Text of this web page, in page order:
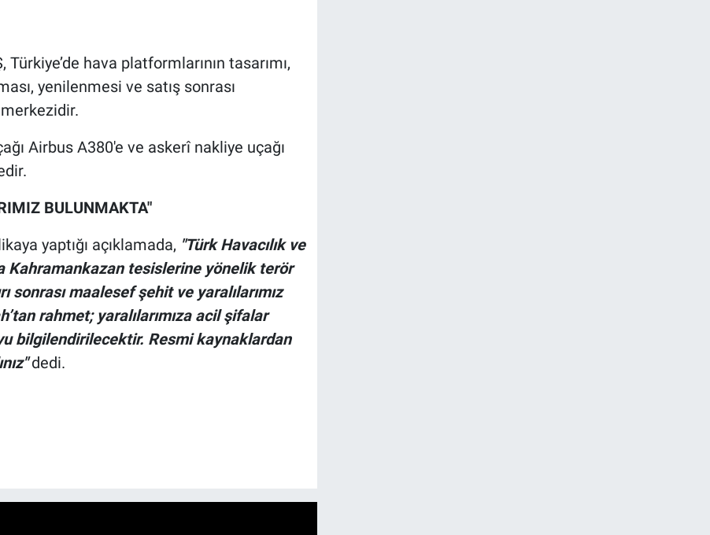
hava platformlarının tasarımı,
yenilenmesi ve satış sonrası
Airbus A380'e ve askerî nakliye uçağı
BULUNMAKTA"
yaptığı açıklamada, "Türk Havacılık ve
Kahramankazan tesislerine yönelik terör
sonrası maalesef şehit ve yaralılarımız
rahmet; yaralılarımıza acil şifalar
bilgilendirilecektir. Resmi kaynaklardan
dedi.